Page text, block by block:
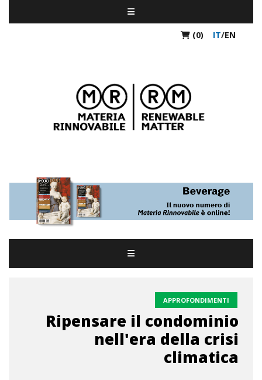
(0) IT/EN
APPROFONDIMENTI
Ripensare il condominio
nell'era della crisi
climatica